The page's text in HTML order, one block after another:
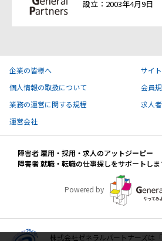
設立：2003年4月9日
企業の皆様へ
サイ
個人情報の取扱について
会員
業務の運営に関する規程
求人
運営会社
障害者 雇用・採用・求人のアットジーピー
障害者 就職・転職の仕事探しをサポートしま
Powered by
株式会社ゼネラルパートナーズは